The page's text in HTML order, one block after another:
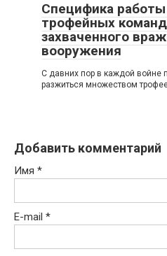
Специфика работы
трофейных
захваченного
вооружения
С давних пор в каждой войне
разжиться множеством
Добавить комментарий
Имя *
E-mail *